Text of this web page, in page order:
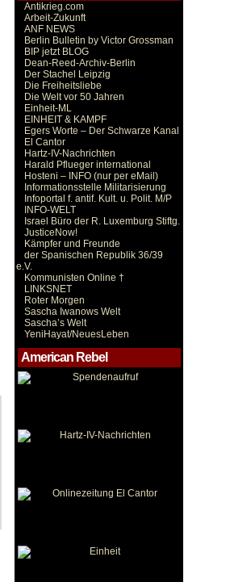
Antikrieg.com
Arbeit-Zukunft
ANF NEWS
Berlin Bulletin by Victor Grossman
BIP jetzt BLOG
Dean-Reed-Archiv-Berlin
Der Stachel Leipzig
Die Freiheitsliebe
Die Welt vor 50 Jahren
Einheit-ML
EINHEIT & KAMPF
Egers Worte – Der Schwarze Kanal
El Cantor
Hartz-IV-Nachrichten
Harald Pflueger international
Hosteni – INFO (nur per eMail)
Informationsstelle Militarisierung
Infoportal f. antif. Kult. u. Polit. M/P
INFO-WELT
Israel Büro der R. Luxemburg Stiftg.
JusticeNow!
Kämpfer und Freunde
der Spanischen Republik 36/39
e.V.
Kommunisten Online †
LINKSNET
Roter Morgen
Sascha Iwanows Welt
Sascha’s Welt
YeniHayat/NeuesLeben
American Rebel